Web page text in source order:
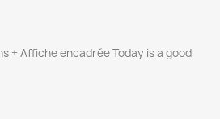
+ Affiche encadrée Today is a good